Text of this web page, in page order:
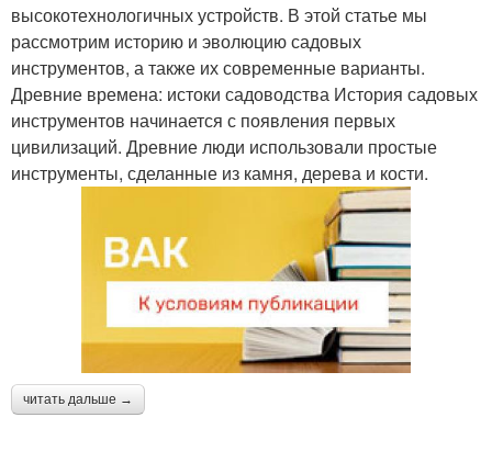
высокотехнологичных устройств. В этой статье мы
рассмотрим историю и эволюцию садовых
инструментов, а также их современные варианты.
Древние времена: истоки садоводства История садовых
инструментов начинается с появления первых
цивилизаций. Древние люди использовали простые
инструменты, сделанные из камня, дерева и кости.
читать дальше →